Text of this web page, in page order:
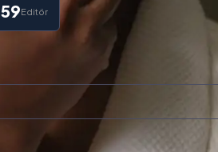
59Editör